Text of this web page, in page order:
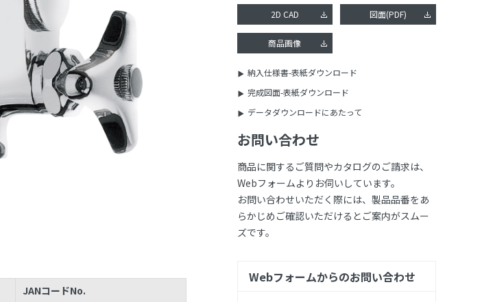
JANコードNo.
2D CAD 図面(PDF)
商品画像
納入仕様書-表紙ダウンロード
完成図面-表紙ダウンロード
データダウンロードにあたって
お問い合わせ
商品に関するご質問やカタログのご請求は、
Webフォームよりお伺いしています。
お問い合わせいただく際には、製品品番をあ
らかじめご確認いただけるとご案内がスムー
ズです。
Webフォームからのお問い合わせ